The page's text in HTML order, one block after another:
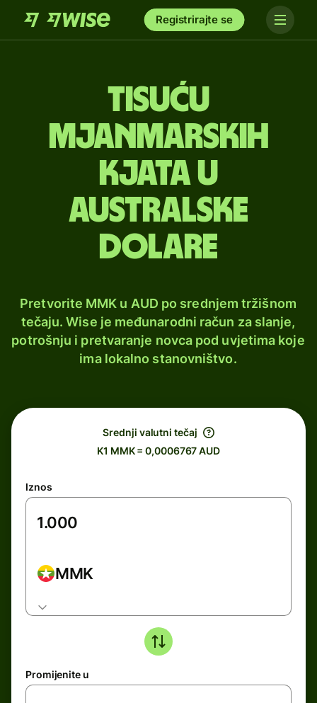
Registrirajte se
tisuću
mjanmarskih
kjata u
australske
dolare
Pretvorite MMK u AUD po srednjem tržišnom
tečaju. Wise je međunarodni račun za slanje,
potrošnju i pretvaranje novca pod uvjetima koje
ima lokalno stanovništvo.
Srednji valutni tečaj
K1 MMK = 0,0006767 AUD
Iznos
MMK
Promijenite u